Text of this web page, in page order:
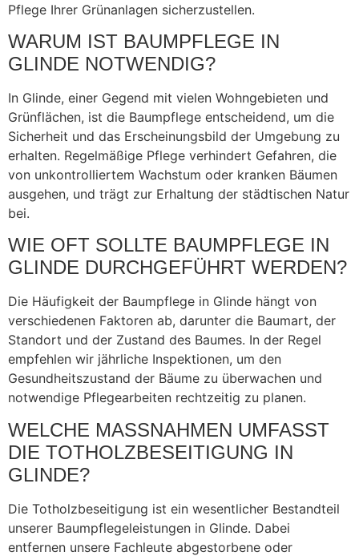
Pflege Ihrer Grünanlagen sicherzustellen.
WARUM IST BAUMPFLEGE IN
GLINDE NOTWENDIG?
In Glinde, einer Gegend mit vielen Wohngebieten und
Grünflächen, ist die Baumpflege entscheidend, um die
Sicherheit und das Erscheinungsbild der Umgebung zu
erhalten. Regelmäßige Pflege verhindert Gefahren, die
von unkontrolliertem Wachstum oder kranken Bäumen
ausgehen, und trägt zur Erhaltung der städtischen Natur
bei.
WIE OFT SOLLTE BAUMPFLEGE IN
GLINDE DURCHGEFÜHRT WERDEN?
Die Häufigkeit der Baumpflege in Glinde hängt von
verschiedenen Faktoren ab, darunter die Baumart, der
Standort und der Zustand des Baumes. In der Regel
empfehlen wir jährliche Inspektionen, um den
Gesundheitszustand der Bäume zu überwachen und
notwendige Pflegearbeiten rechtzeitig zu planen.
WELCHE MASSNAHMEN UMFASST D
IE TOTHOLZBESEITIGUNG IN G
LINDE?
Die Totholzbeseitigung ist ein wesentlicher Bestandteil
unserer Baumpflegeleistungen in Glinde. Dabei
entfernen unsere Fachleute abgestorbene oder